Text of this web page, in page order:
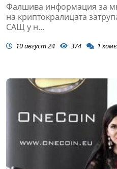
Фалшива информация за
на криптокралицата
САЩ у н...
10 август 24 374 1